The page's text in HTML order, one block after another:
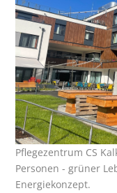
Pflegezentrum CS
Personen - grüner
Energiekonzept.